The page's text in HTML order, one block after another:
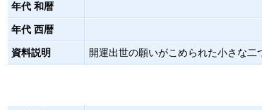
年代 和暦
年代 西暦
資料説明 開運出世の願いがこめられた小さな二